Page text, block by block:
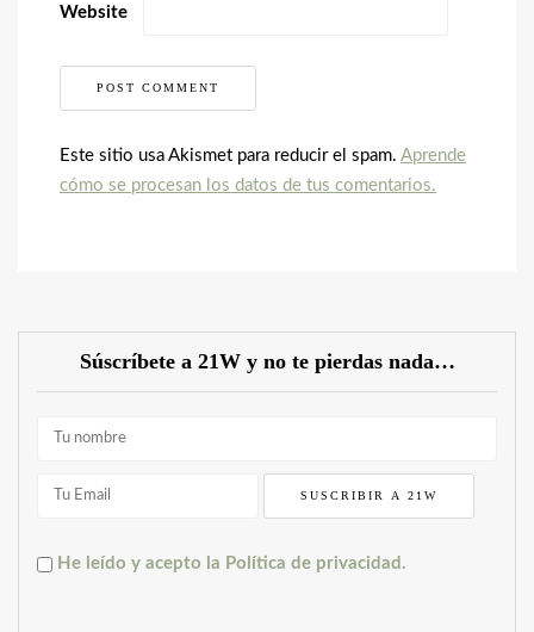
Website
Este sitio usa Akismet para reducir el spam. Aprende
cómo se procesan los datos de tus comentarios.
Súscríbete a 21W y no te pierdas nada…
He leído y acepto la Política de privacidad.